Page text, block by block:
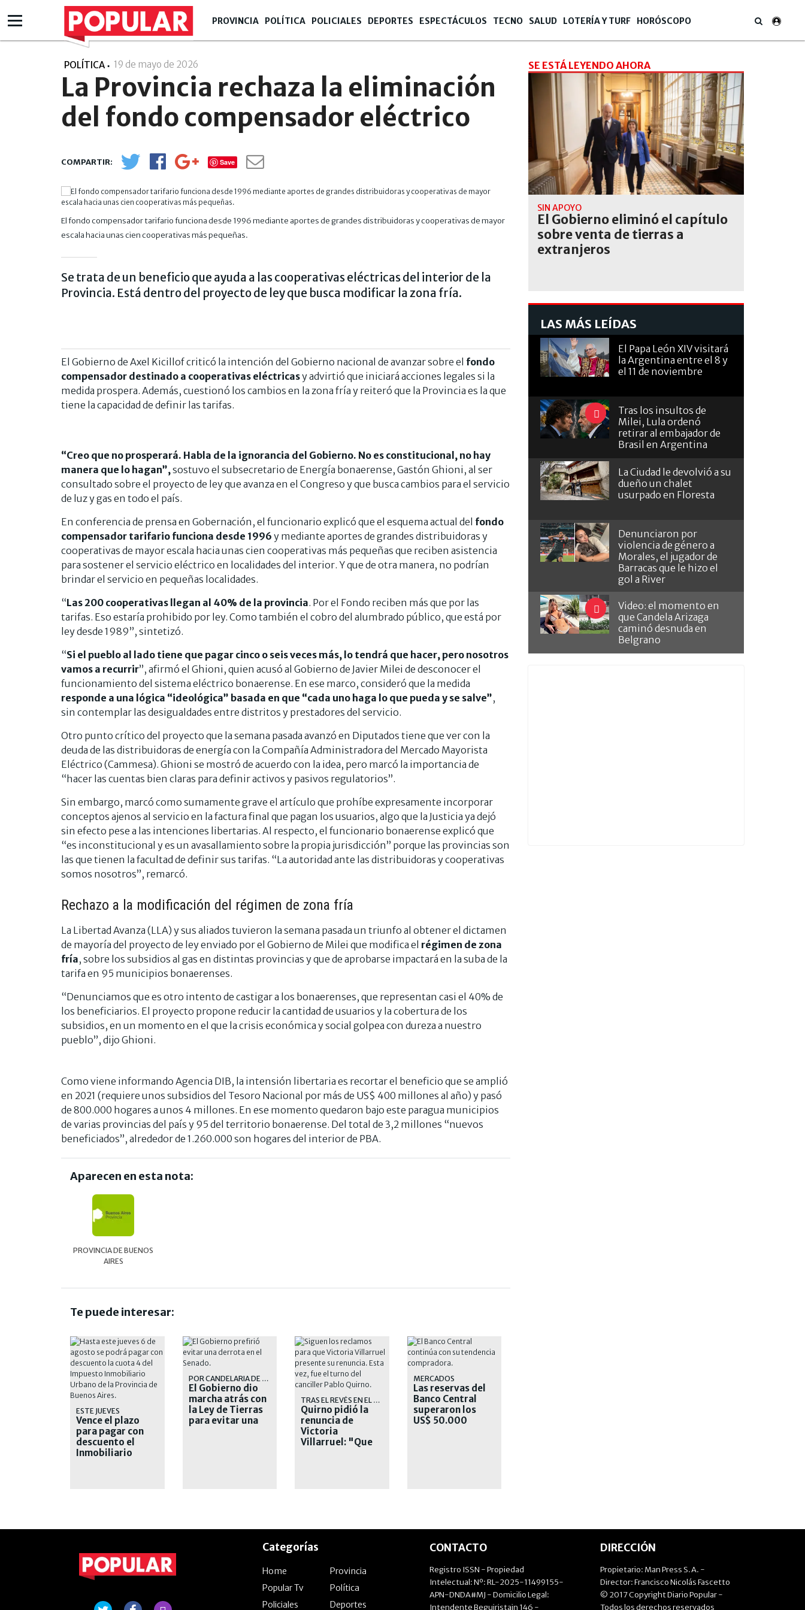
PROVINCIA POLÍTICA POLICIALES DEPORTES ESPECTÁCULOS TECNO SALUD LOTERÍA Y TURF HORÓSCOPO
POLÍTICA 19 de mayo de 2026
La Provincia rechaza la eliminación
del fondo compensador eléctrico
Save
El fondo compensador tarifario funciona desde 1996 mediante aportes de grandes distribuidoras y cooperativas de mayor
escala hacia unas cien cooperativas más pequeñas.
Se trata de un beneficio que ayuda a las cooperativas eléctricas del interior de la
Provincia. Está dentro del proyecto de ley que busca modificar la zona fría.
El Gobierno de Axel Kicillof criticó la intención del Gobierno nacional de avanzar sobre el fondo
compensador destinado a cooperativas eléctricasy advirtió que iniciará acciones legales si la
medida prospera. Además, cuestionó los cambios en la zona fría y reiteró que la Provincia es la que
tiene la capacidad de definir las tarifas.
“Creo que no prosperará. Habla de la ignorancia del Gobierno. No es constitucional, no hay
manera que lo hagan”, sostuvo el subsecretario de Energía bonaerense, Gastón Ghioni, al ser
consultado sobre el proyecto de ley que avanza en el Congreso y que busca cambios para el servicio
de luz y gas en todo el país.
En conferencia de prensa en Gobernación, el funcionario explicó que el esquema actual del fondo
compensador tarifario funciona desde 1996 y mediante aportes de grandes distribuidoras y
cooperativas de mayor escala hacia unas cien cooperativas más pequeñas que reciben asistencia
para sostener el servicio eléctrico en localidades del interior. Y que de otra manera, no podrían
brindar el servicio en pequeñas localidades.
“Las 200 cooperativas llegan al 40% de la provincia. Por el Fondo reciben más que por las
tarifas. Eso estaría prohibido por ley. Como también el cobro del alumbrado público, que está por
ley desde 1989”, sintetizó.
“Si el pueblo al lado tiene que pagar cinco o seis veces más, lo tendrá que hacer, pero nosotros
vamos a recurrir”, afirmó el Ghioni, quien acusó al Gobierno de Javier Milei de desconocer el
funcionamiento del sistema eléctrico bonaerense. En ese marco, consideró que la medida
responde a una lógica “ideológica” basada en que “cada uno haga lo que pueda y se salve”,
sin contemplar las desigualdades entre distritos y prestadores del servicio.
Otro punto crítico del proyecto que la semana pasada avanzó en Diputados tiene que ver con la
deuda de las distribuidoras de energía con la Compañía Administradora del Mercado Mayorista
Eléctrico (Cammesa). Ghioni se mostró de acuerdo con la idea, pero marcó la importancia de
“hacer las cuentas bien claras para definir activos y pasivos regulatorios”.
Sin embargo, marcó como sumamente grave el artículo que prohíbe expresamente incorporar
conceptos ajenos al servicio en la factura final que pagan los usuarios, algo que la Justicia ya dejó
sin efecto pese a las intenciones libertarias. Al respecto, el funcionario bonaerense explicó que
“es inconstitucional y es un avasallamiento sobre la propia jurisdicción” porque las provincias son
las que tienen la facultad de definir sus tarifas. “La autoridad ante las distribuidoras y cooperativas
somos nosotros”, remarcó.
Rechazo a la modificación del régimen de zona fría
La Libertad Avanza (LLA) y sus aliados tuvieron la semana pasada un triunfo al obtener el dictamen
de mayoría del proyecto de ley enviado por el Gobierno de Milei que modifica el régimen de zona
fría, sobre los subsidios al gas en distintas provincias y que de aprobarse impactará en la suba de la
tarifa en 95 municipios bonaerenses.
“Denunciamos que es otro intento de castigar a los bonaerenses, que representan casi el 40% de
los beneficiarios. El proyecto propone reducir la cantidad de usuarios y la cobertura de los
subsidios, en un momento en el que la crisis económica y social golpea con dureza a nuestro
pueblo”, dijo Ghioni.
Como viene informando Agencia DIB, la intensión libertaria es recortar el beneficio que se amplió
en 2021 (requiere unos subsidios del Tesoro Nacional por más de US$ 400 millones al año) y pasó
de 800.000 hogares a unos 4 millones. En ese momento quedaron bajo este paragua municipios
de varias provincias del país y 95 del territorio bonaerense. Del total de 3,2 millones “nuevos
beneficiados”, alrededor de 1.260.000 son hogares del interior de PBA.
Aparecen en esta nota:
PROVINCIA DE BUENOS
AIRES
Te puede interesar:
ESTE JUEVES
Vence el plazo
para pagar con
descuento el
Inmobiliario
POR CANDELARIA DE LA SOTA
El Gobierno dio
marcha atrás con
la Ley de Tierras
para evitar una
TRAS EL REVÉS EN EL SENADO
Quirno pidió la
renuncia de
Victoria
Villarruel: "Que
MERCADOS
Las reservas del
Banco Central
superaron los
US$ 50.000
SE ESTÁ LEYENDO AHORA
SIN APOYO
El Gobierno eliminó el capítulo
sobre venta de tierras a
extranjeros
LAS MÁS LEÍDAS
El Papa León XIV visitará
la Argentina entre el 8 y
el 11 de noviembre
Tras los insultos de
Milei, Lula ordenó
retirar al embajador de
Brasil en Argentina
La Ciudad le devolvió a su
dueño un chalet
usurpado en Floresta
Denunciaron por
violencia de género a
Morales, el jugador de
Barracas que le hizo el
gol a River
Video: el momento en
que Candela Arizaga
caminó desnuda en
Belgrano
Categorías
Home
Provincia
Popular Tv
Política
Policiales
Deportes
CONTACTO
Registro ISSN - Propiedad
Intelectual: Nº: RL-2025-11499155-
APN-DNDA#MJ - Domicilio Legal:
Intendente Beguiristain 146 -
DIRECCIÓN
Propietario: Man Press S.A. -
Director: Francisco Nicolás Fascetto
© 2017 Copyright Diario Popular -
Todos los derechos reservados